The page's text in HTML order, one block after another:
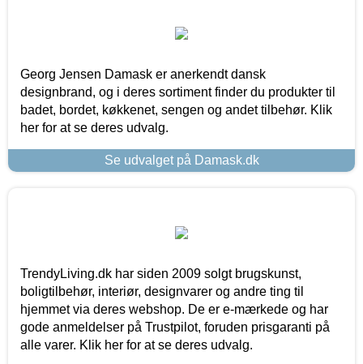
Georg Jensen Damask er anerkendt dansk
designbrand, og i deres sortiment finder du produkter til
badet, bordet, køkkenet, sengen og andet tilbehør. Klik
her for at se deres udvalg.
Se udvalget på Damask.dk
TrendyLiving.dk har siden 2009 solgt brugskunst,
boligtilbehør, interiør, designvarer og andre ting til
hjemmet via deres webshop. De er e-mærkede og har
gode anmeldelser på Trustpilot, foruden prisgaranti på
alle varer. Klik her for at se deres udvalg.